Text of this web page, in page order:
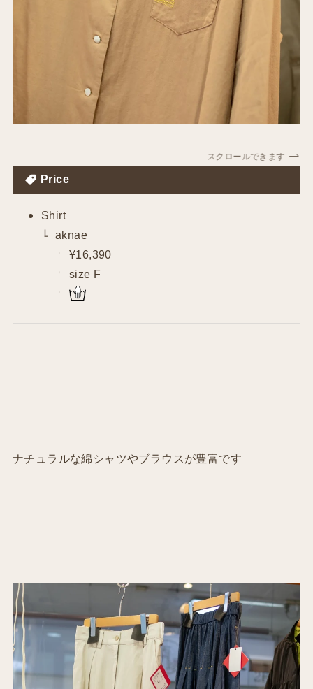
スクロールできます
Price
Shirt
aknae
¥16,390
size F
ナチュラルな綿シャツやブラウスが豊富です